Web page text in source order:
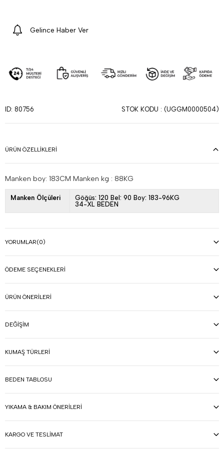
Gelince Haber Ver
ID: 80756 STOK KODU (UGGM0000504)
ÜRÜN ÖZELLIKLERI
Manken boy: 183CM Manken kg : 88KG
Manken Ölçüleri
Göğüs: 120 Bel: 90 Boy: 183-96KG
34-XL BEDEN
YORUMLAR(0)
ÖDEME SEÇENEKLERI
ÜRÜN ÖNERILERI
DEĞIŞIM
KUMAŞ TÜRLERI
BEDEN TABLOSU
YIKAMA & BAKIM ÖNERILERI
KARGO VE TESLIMAT